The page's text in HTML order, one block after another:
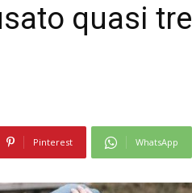
quasi tre
Pinterest WhatsApp